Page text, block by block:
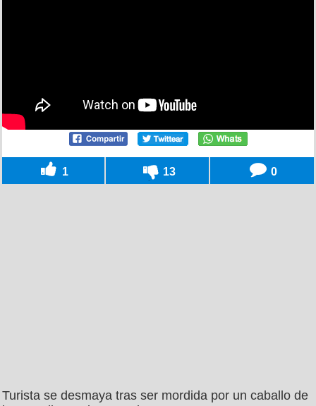
1 13 0
Turista se desmaya tras ser mordida por un caballo de